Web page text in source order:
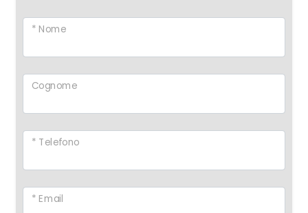
* Nome
Cognome
* Telefono
* Email